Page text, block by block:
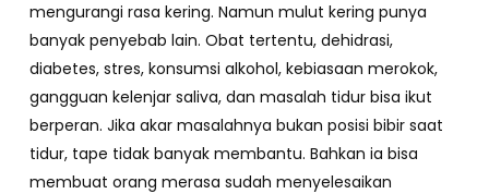
mengurangi rasa kering. Namun mulut kering punya
banyak penyebab lain. Obat tertentu, dehidrasi,
diabetes, stres, konsumsi alkohol, kebiasaan merokok,
gangguan kelenjar saliva, dan masalah tidur bisa ikut
berperan. Jika akar masalahnya bukan posisi bibir saat
tidur, tape tidak banyak membantu. Bahkan ia bisa
membuat orang merasa sudah menyelesaikan